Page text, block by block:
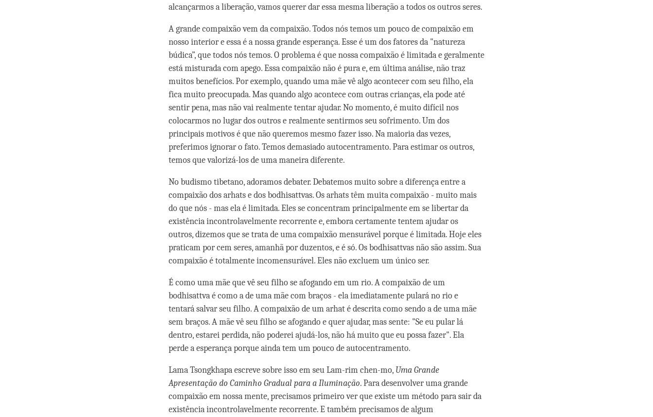
alcançarmos a liberação, vamos querer dar essa mesma liberação a todos os outros seres.
A grande compaixão vem da compaixão. Todos nós temos um pouco de compaixão em
nosso interior e essa é a nossa grande esperança. Esse é um dos fatores da "natureza
búdica”, que todos nós temos. O problema é que nossa compaixão é limitada e geralmente
está misturada com apego. Essa compaixão não é pura e, em última análise, não traz
muitos benefícios. Por exemplo, quando uma mãe vê algo acontecer com seu filho, ela
fica muito preocupada. Mas quando algo acontece com outras crianças, ela pode até
sentir pena, mas não vai realmente tentar ajudar. No momento, é muito difícil nos
colocarmos no lugar dos outros e realmente sentirmos seu sofrimento. Um dos
principais motivos é que não queremos mesmo fazer isso. Na maioria das vezes,
preferimos ignorar o fato. Temos demasiado autocentramento. Para estimar os outros,
temos que valorizá-los de uma maneira diferente.
No budismo tibetano, adoramos debater. Debatemos muito sobre a diferença entre a
compaixão dos arhats e dos bodhisattvas. Os arhats têm muita compaixão - muito mais
do que nós - mas ela é limitada. Eles se concentram principalmente em se libertar da
existência incontrolavelmente recorrente e, embora certamente tentem ajudar os
outros, dizemos que se trata de uma compaixão mensurável porque é limitada. Hoje eles
praticam por cem seres, amanhã por duzentos, e é só. Os bodhisattvas não são assim. Sua
compaixão é totalmente incomensurável. Eles não excluem um único ser.
É como uma mãe que vê seu filho se afogando em um rio. A compaixão de um
bodhisattva é como a de uma mãe com braços - ela imediatamente pulará no rio e
tentará salvar seu filho. A compaixão de um arhat é descrita como sendo a de uma mãe
sem braços. A mãe vê seu filho se afogando e quer ajudar, mas sente: "Se eu pular lá
dentro, estarei perdida, não poderei ajudá-los, não há muito que eu possa fazer". Ela
perde a esperança porque ainda tem um pouco de autocentramento.
Lama Tsongkhapa escreve sobre isso em seu Lam-rim chen-mo, Uma Grande
Apresentação do Caminho Gradual para a Iluminação. Para desenvolver uma grande
compaixão em nossa mente, precisamos primeiro ver que existe um método para sair da
existência incontrolavelmente recorrente. E também precisamos de algum